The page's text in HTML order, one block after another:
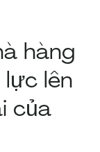
hàng
lên
của